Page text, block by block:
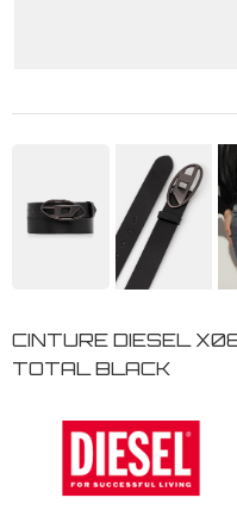
CINTURE DIESEL
TOTAL BLACK